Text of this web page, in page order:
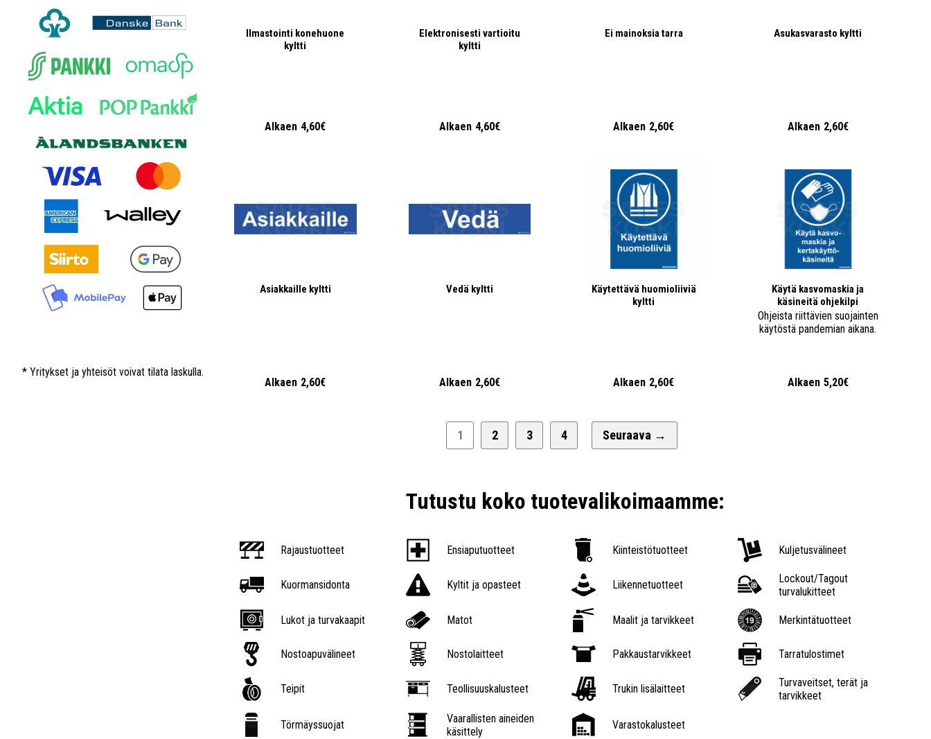
* Yritykset ja yhteisöt voivat tilata laskulla.
Ilmastointi konehuone
kyltti
Alkaen 4,60€
Elektronisesti vartioitu
kyltti
Alkaen 4,60€
Ei mainoksia tarra
Alkaen 2,60€
Asukasvarasto kyltti
Alkaen 2,60€
Asiakkaille kyltti
Alkaen 2,60€
Vedä kyltti
Alkaen 2,60€
Käytettävä huomioliiviä
kyltti
Alkaen 2,60€
Käytä kasvomaskia ja
käsineitä ohjekilpi
Ohjeista riittävien suojainten
käytöstä pandemian aikana.
Alkaen 5,20€
1 2 3 4 Seuraava →
Tutustu koko tuotevalikoimaamme:
Rajaustuotteet Ensiaputuotteet Kiinteistötuotteet Kuljetusvälineet
Kuormansidonta Kyltit ja opasteet Liikennetuotteet
Lockout/Tagout
turvalukitteet
Lukot ja turvakaapit Matot Maalit ja tarvikkeet Merkintätuotteet
Nostoapuvälineet Nostolaitteet Pakkaustarvikkeet Tarratulostimet
Teipit Teollisuuskalusteet Trukin lisälaitteet
Turvaveitset, terät ja
tarvikkeet
Törmäyssuojat
Vaarallisten aineiden
käsittely
Varastokalusteet